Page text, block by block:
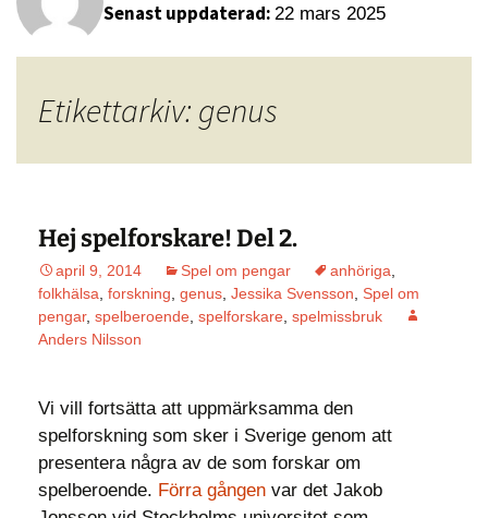
Senast uppdaterad: 22 mars 2025
Etikettarkiv: genus
Hej spelforskare! Del 2.
april 9, 2014 Spel om pengar anhöriga
folkhälsa forskning genus Jessika Svensson Spel om
pengar, spelberoende spelforskare spelmissbruk
Anders Nilsson
Vi vill fortsätta att uppmärksamma den
spelforskning som sker i Sverige genom att
presentera några av de som forskar om
spelberoende. Förra gången var det Jakob